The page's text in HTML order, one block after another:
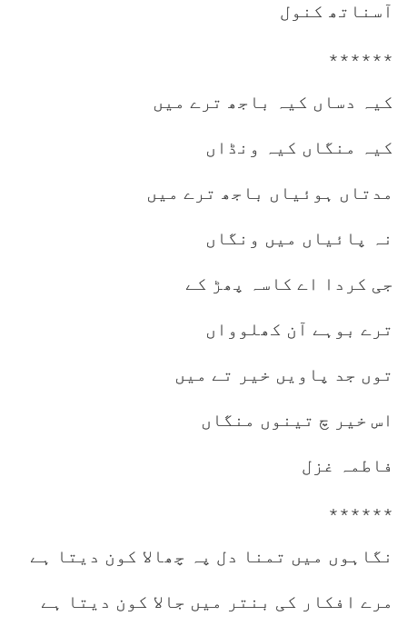
آسناتھ کنول
٭٭٭٭٭٭
کیہ دساں کیہ باجھ ترے میں
کیہ منگاں کیہ ونڈاں
مدتاں ہوئیاں باجھ ترے میں
نہ پائیاں میں ونگاں
جی کردا اے کاسہ پھڑ کے
ترے بوہے آن کھلوواں
توں جد پاویں خیر تے میں
اس خیر چ تینوں منگاں
فاطمہ غزل
٭٭٭٭٭٭
نگاہوں میں تمنا دل پہ چھالا کون دیتا ہے
مرے افکار کی بنتر میں جالا کون دیتا ہے